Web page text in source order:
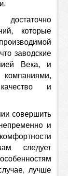
которые
заводские
Века, и
и
совершить
и
следует
лучше